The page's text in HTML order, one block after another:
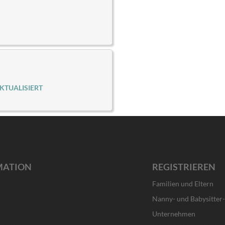
REGISTRIEREN
Familien und Eltern
Nanny- und
Unternehmen